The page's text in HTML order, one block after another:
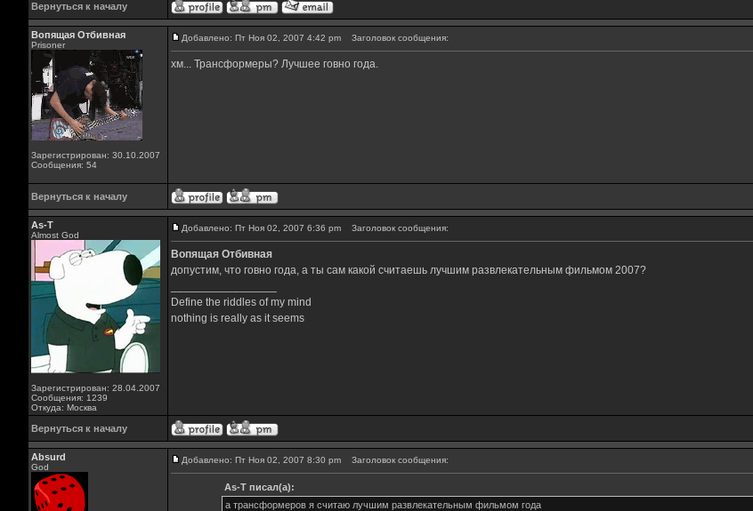
Вернуться к началу
Вопящая Отбивная
Prisoner
Зарегистрирован: 30.10.2007
Сообщения: 54
Добавлено: Пт Ноя 02, 2007 4:42 pm Заголовок сообщения:
хм... Трансформеры? Лучшее говно года.
Вернуться к началу
As-T
Almost God
Зарегистрирован: 28.04.2007
Сообщения: 1239
Откуда: Москва
Добавлено: Пт Ноя 02, 2007 6:36 pm Заголовок сообщения:
Вопящая Отбивная
допустим, что говно года, а ты сам какой считаешь лучшим развлекательным фильмом 2007?
Define the riddles of my mind
nothing is really as it seems
Вернуться к началу
Absurd
God
Добавлено: Пт Ноя 02, 2007 8:30 pm Заголовок сообщения:
As-T писал(а):
а трансформеров я считаю лучшим развлекательным фильмом года